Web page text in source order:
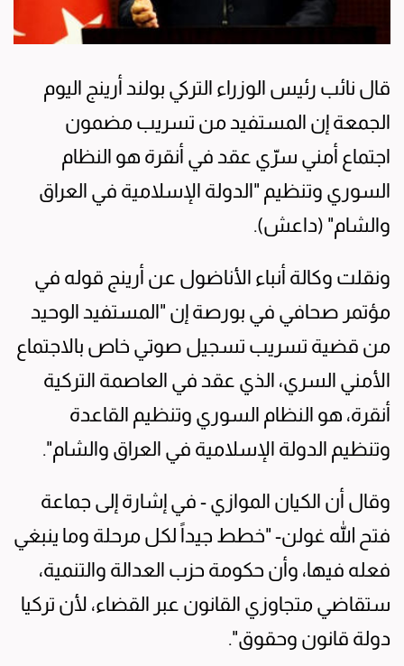
قال نائب رئيس الوزراء التركي بولند أرينج اليوم
الجمعة إن المستفيد من تسريب مضمون
اجتماع أمني سرّي عقد في أنقرة هو النظام
السوري وتنظيم "الدولة الإسلامية في العراق
والشام" (داعش).
ونقلت وكالة أنباء الأناضول عن أرينج قوله في
مؤتمر صحافي في بورصة إن "المستفيد الوحيد
من قضية تسريب تسجيل صوتي خاص بالاجتماع
الأمني السري، الذي عقد في العاصمة التركية
أنقرة، هو النظام السوري وتنظيم القاعدة
وتنظيم الدولة الإسلامية في العراق والشام".
وقال أن الكيان الموازي - في إشارة إلى جماعة
فتح الله غولن- "خطط جيداً لكل مرحلة وما ينبغي
فعله فيها، وأن حكومة حزب العدالة والتنمية،
ستقاضي متجاوزي القانون عبر القضاء، لأن تركيا
دولة قانون وحقوق".